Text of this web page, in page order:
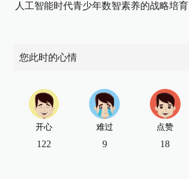
人工智能时代青少年数智素养的战略培育
您此时的心情
开心
122
难过
9
点赞
18